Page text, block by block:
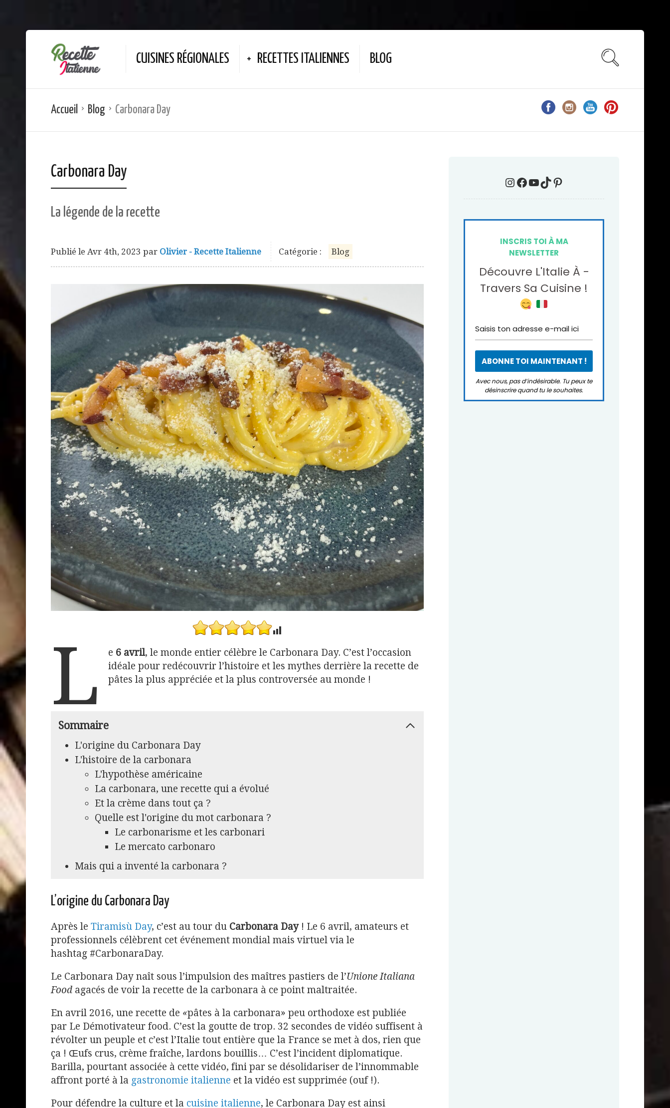
CUISINES RÉGIONALES RECETTES ITALIENNES BLOG
Accueil Blog Carbonara Day
Carbonara Day
La légende de la recette
Publié le Avr 4th, 2023 par Olivier - Recette Italienne Catégorie : Blog
L e 6 avril, le monde entier célèbre le Carbonara Day. C’est l’occasion
idéale pour redécouvrir l’histoire et les mythes derrière la recette de
pâtes la plus appréciée et la plus controversée au monde !
Sommaire
L'origine du Carbonara Day
L'histoire de la carbonara
L'hypothèse américaine
La carbonara, une recette qui a évolué
Et la crème dans tout ça ?
Quelle est l'origine du mot carbonara ?
Le carbonarisme et les carbonari
Le mercato carbonaro
Mais qui a inventé la carbonara ?
L’origine du Carbonara Day
Après le Tiramisù Day, c’est au tour du Carbonara Day! Le 6 avril, amateurs et
professionnels célèbrent cet événement mondial mais virtuel via le
hashtag #CarbonaraDay.
Le Carbonara Day naît sous l’impulsion des maîtres pastiers de l’Unione Italiana
Food agacés de voir la recette de la carbonara à ce point maltraitée.
En avril 2016, une recette de «pâtes à la carbonara» peu orthodoxe est publiée
par Le Démotivateur food. C’est la goutte de trop. 32 secondes de vidéo suffisent à
révolter un peuple et c’est l’Italie tout entière que la France se met à dos, rien que
ça ! Œufs crus, crème fraîche, lardons bouillis… C’est l’incident diplomatique.
Barilla, pourtant associée à cette vidéo, fini par se désolidariser de l’innommable
affront porté à la gastronomie italienne et la vidéo est supprimée (ouf !).
Pour défendre la culture et la cuisine italienne, le Carbonara Day est ainsi
INSCRIS TOI À MA
NEWSLETTER
Découvre L'Italie À -
Travers Sa Cuisine !
Avec nous, pas d’indésirable. Tu peux te
désinscrire quand tu le souhaites.